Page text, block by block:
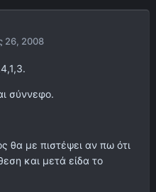
26, 2008
σύννεφο.
θα με πιστέψει αν πω ότι
και μετά είδα το